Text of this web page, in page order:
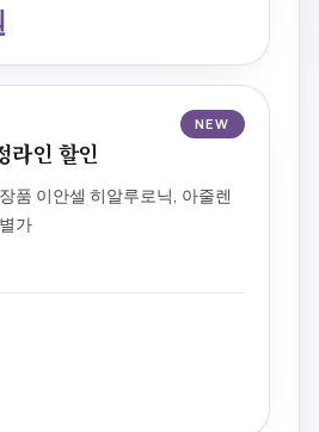
NEW
라인 할인
품 이안셀 히알루로닉, 아줄렌
가